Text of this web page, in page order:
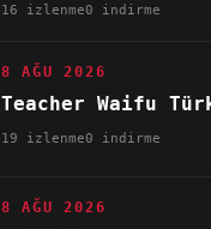
16 izlenme0 indirme
8 AĞU 2026
Teacher Waifu
19 izlenme0 indirme
8 AĞU 2026